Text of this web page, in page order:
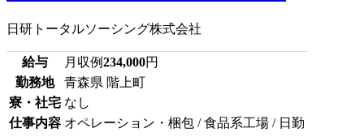
日研トータルソーシング株式会社
給与 月収例234,000円
勤務地
青森県 階上町
寮・社宅 なし
仕事内容 オペレーション・梱包 / 食品系工場 / 日勤